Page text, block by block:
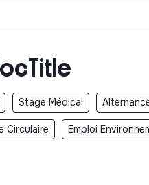
Stage Médical
Circulaire Emploi